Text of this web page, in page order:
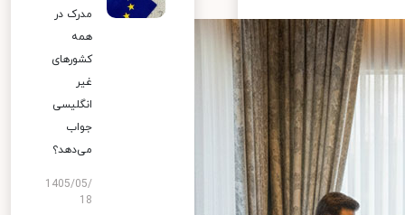
مدرک در
همه
کشورهای
غیر
انگلیسی
جواب
می‌دهد؟
1405/05/
18